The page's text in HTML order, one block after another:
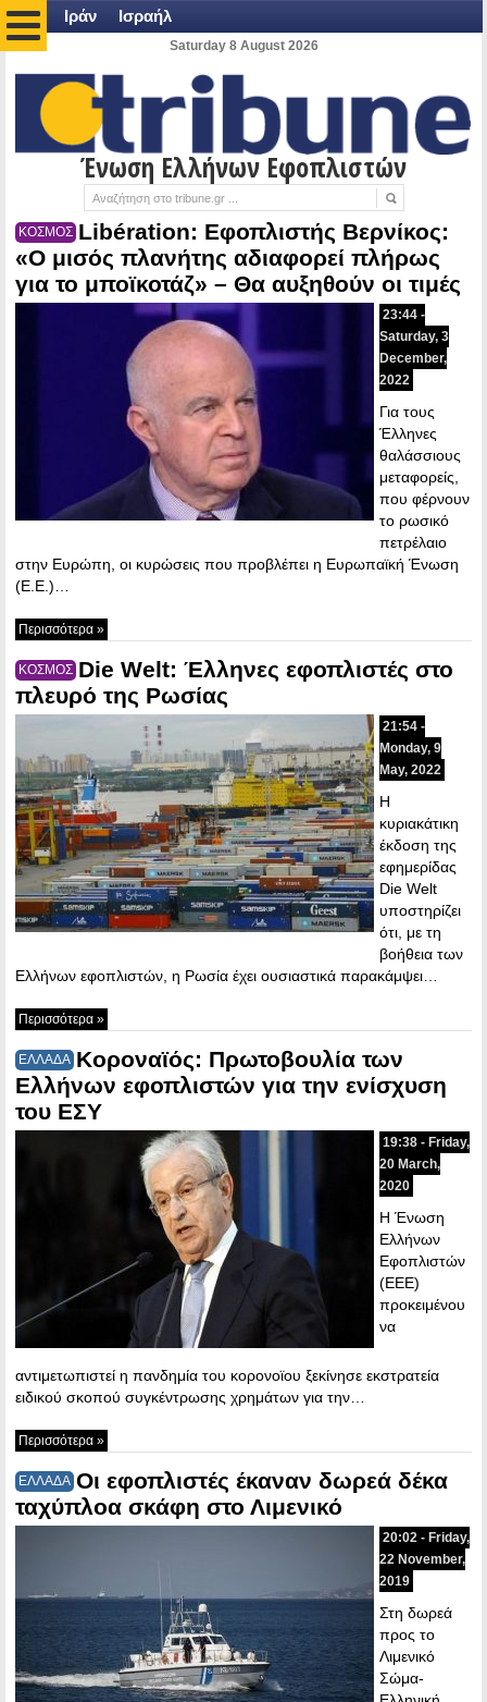
Ιράν Ισραήλ
Saturday 8 August 2026
Ένωση Ελλήνων Εφοπλιστών
ΚΟΣΜΟΣ Libération: Εφοπλιστής Βερνίκος:
«Ο μισός πλανήτης αδιαφορεί πλήρως
για το μποϊκοτάζ» – Θα αυξηθούν οι τιμές
23:44 -
Saturday, 3
December,
2022
Για τους
Έλληνες
θαλάσσιους
μεταφορείς,
που φέρνουν
το ρωσικό
πετρέλαιο
στην Ευρώπη, οι κυρώσεις που προβλέπει η Ευρωπαϊκή Ένωση
(Ε.Ε.)…
Περισσότερα »
ΚΟΣΜΟΣ Die Welt: Έλληνες εφοπλιστές στο
πλευρό της Ρωσίας
21:54 -
Monday, 9
May, 2022
H
κυριακάτικη
έκδοση της
εφημερίδας
Die Welt
υποστηρίζει
ότι, με τη
βοήθεια των
Ελλήνων εφοπλιστών, η Ρωσία έχει ουσιαστικά παρακάμψει…
Περισσότερα »
ΕΛΛΑΔΑ Κοροναϊός: Πρωτοβουλία των
Ελλήνων εφοπλιστών για την ενίσχυση
του ΕΣΥ
19:38 - Friday,
20 March,
2020
Η Ένωση
Ελλήνων
Εφοπλιστών
(ΕΕΕ)
προκειμένου
να
αντιμετωπιστεί η πανδημία του κορονοϊου ξεκίνησε εκστρατεία
ειδικού σκοπού συγκέντρωσης χρημάτων για την…
Περισσότερα »
ΕΛΛΑΔΑ Οι εφοπλιστές έκαναν δωρεά δέκα
ταχύπλοα σκάφη στο Λιμενικό
20:02 - Friday,
22 November,
2019
Στη δωρεά
προς το
Λιμενικό
Σώμα-